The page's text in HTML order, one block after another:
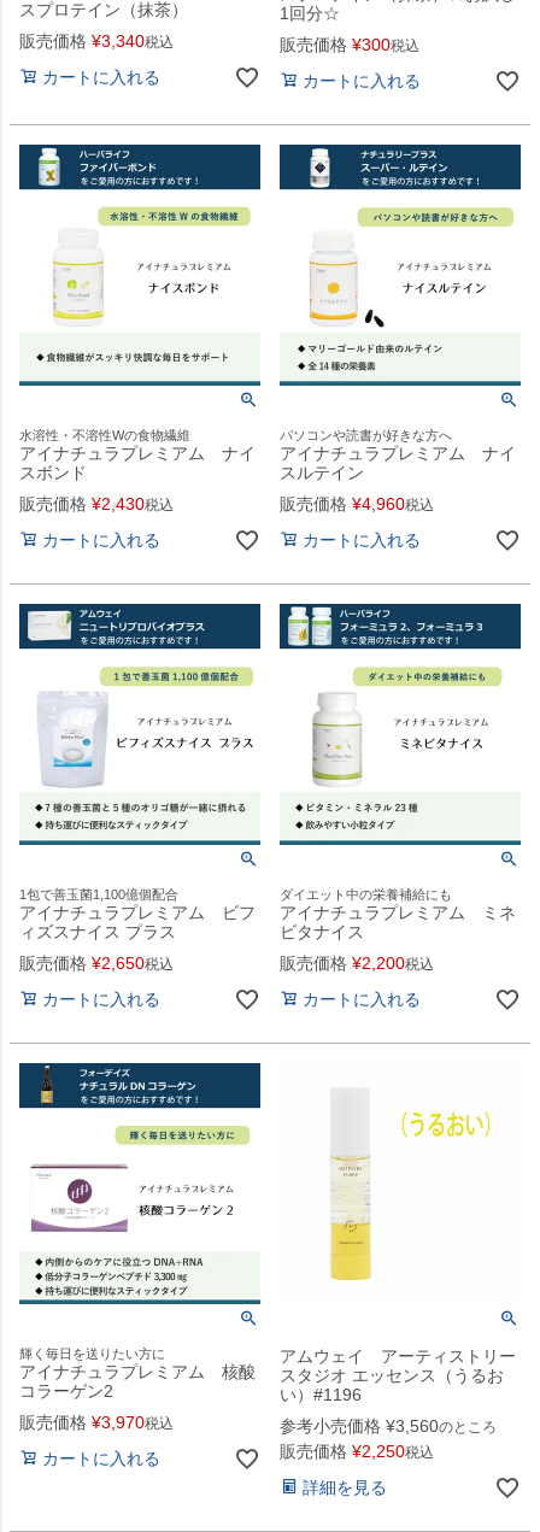
スプロテイン（抹茶）
販売価格 ¥3,340税込
カートに入れる
1回分☆
販売価格 ¥300税込
カートに入れる
水溶性・不溶性Wの食物繊維
アイナチュラプレミアム ナイ
スボンド
販売価格 ¥2,430税込
カートに入れる
パソコンや読書が好きな方へ
アイナチュラプレミアム ナイ
スルテイン
販売価格 ¥4,960税込
カートに入れる
1包で善玉菌1,100億個配合
アイナチュラプレミアム ビフ
ィズスナイス プラス
販売価格 ¥2,650税込
カートに入れる
ダイエット中の栄養補給にも
アイナチュラプレミアム ミネ
ビタナイス
販売価格 ¥2,200税込
カートに入れる
輝く毎日を送りたい方に
アイナチュラプレミアム 核酸
コラーゲン2
販売価格 ¥3,970税込
カートに入れる
アムウェイ アーティストリー
スタジオ エッセンス（うるお
い）#1196
参考小売価格 ¥3,560のところ
販売価格 ¥2,250税込
詳細を見る